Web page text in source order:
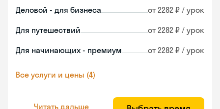
Деловой - для бизнеса от 2282 ₽ / урок
Для путешествий от 2282 ₽ / урок
Для начинающих - премиум от 2282 ₽ / урок
Все услуги и цены (4)
Читать дальше